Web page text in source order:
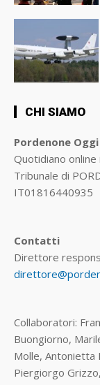
CHI SIAMO
Pordenone Oggi
Quotidiano
Tribunale di
IT01816440935
Contatti
Direttore
Collaboratori:
Buongiorno,
Molle, Antonietta
Piergiorgo